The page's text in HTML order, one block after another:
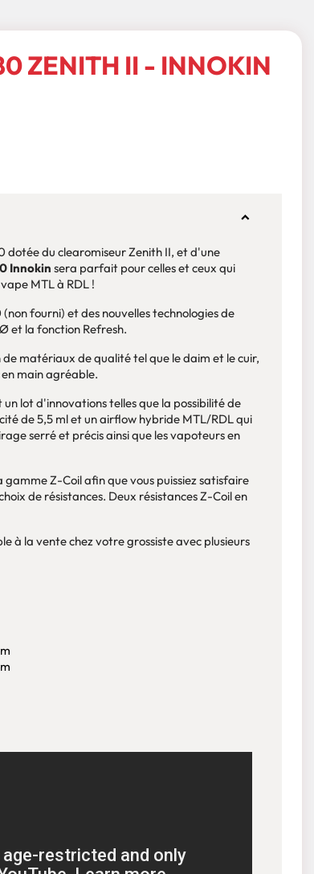
ZENITH II - INNOKIN
dotée du clearomiseur Zenith II, et d'une
Innokin sera parfait pour celles et ceux qui
MTL à RDL !
fourni) et des nouvelles technologies de
et la fonction Refresh.
matériaux de qualité tel que le daim et le cuir,
main agréable.
lot d'innovations telles que la possibilité de
de 5,5 ml et un airflow hybride MTL/RDL qui
serré et précis ainsi que les vapoteurs en
Z-Coil afin que vous puissiez satisfaire
de résistances. Deux résistances Z-Coil en
à la vente chez votre grossiste avec plusieurs